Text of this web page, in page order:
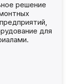
решение
для